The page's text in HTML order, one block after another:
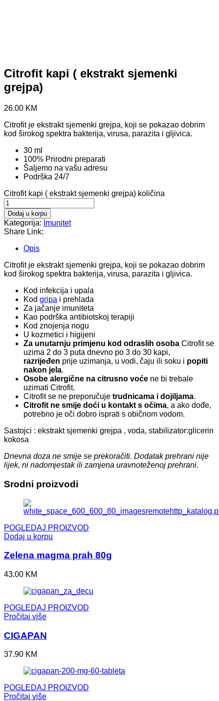
Citrofit kapi ( ekstrakt sjemenki
grejpa)
26.00 KM
Citrofit je ekstrakt sjemenki grejpa, koji se pokazao dobrim
kod širokog spektra bakterija, virusa, parazita i gljivica.
30 ml
100% Prirodni preparati
Šaljemo na vašu adresu
Podrška 24/7
Citrofit kapi ( ekstrakt sjemenki grejpa) količina
Dodaj u korpu
Kategorija: Imunitet
Share Link:
Opis
Citrofit je ekstrakt sjemenki grejpa, koji se pokazao dobrim
kod širokog spektra bakterija, virusa, parazita i gljivica.
Kod infekcija i upala
Kod gripa i prehlada
Za jačanje imuniteta
Kao podrška antibiotskoj terapiji
Kod znojenja nogu
U kozmetici i higijeni
Za unutarnju primjenu kod odraslih osoba Citrofit se
uzima 2 do 3 puta dnevno po 3 do 30 kapi,
razrijeđen prije uzimanja, u vodi, čaju ili soku i popiti
nakon jela.
Osobe alergične na citrusno voće ne bi trebale
uzimati Citrofit.
Citrofit se ne preporučuje trudnicama i dojiljama.
Citrofit ne smije doći u kontakt s očima, a ako dođe,
potrebno je oči dobro isprati s običnom vodom.
Sastojci : ekstrakt sjemenki grejpa , voda, stabilizator:glicerin
kokosa
Dnevna doza ne smije se prekoračiti. Dodatak prehrani nije
lijek, ni nadomjestak ili zamjena uravnoteženoj prehrani.
Srodni proizvodi
POGLEDAJ PROIZVOD
Dodaj u korpu
Zelena magma prah 80g
43.00 KM
POGLEDAJ PROIZVOD
Pročitaj više
CIGAPAN
37.90 KM
POGLEDAJ PROIZVOD
Pročitaj više